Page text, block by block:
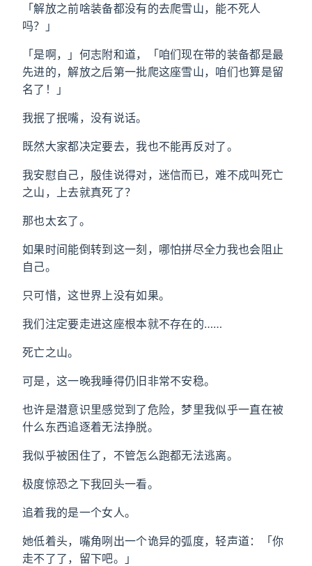
「解放之前啥装备都没有的去爬雪山，能不死人
吗？」
「是啊，」何志附和道，「咱们现在带的装备都是最
先进的，解放之后第一批爬这座雪山，咱们也算是留
名了！」
我抿了抿嘴，没有说话。
既然大家都决定要去，我也不能再反对了。
我安慰自己，殷佳说得对，迷信而已，难不成叫死亡
之山，上去就真死了？
那也太玄了。
如果时间能倒转到这一刻，哪怕拼尽全力我也会阻止
自己。
只可惜，这世界上没有如果。
我们注定要走进这座根本就不存在的……
死亡之山。
可是，这一晚我睡得仍旧非常不安稳。
也许是潜意识里感觉到了危险，梦里我似乎一直在被
什么东西追逐着无法挣脱。
我似乎被困住了，不管怎么跑都无法逃离。
极度惊恐之下我回头一看。
追着我的是一个女人。
她低着头，嘴角咧出一个诡异的弧度，轻声道：「你
走不了了，留下吧。」